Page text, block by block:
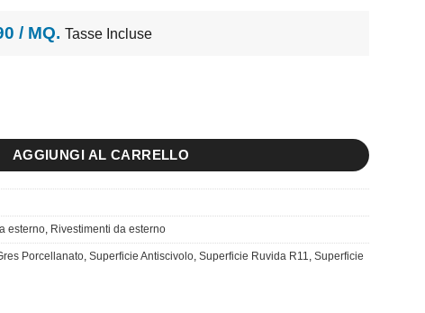
/ MQ. Tasse Incluse
AGGIUNGI AL CARRELLO
esterno, Rivestimenti da esterno
Porcellanato, Superficie Antiscivolo, Superficie Ruvida R11, Superficie